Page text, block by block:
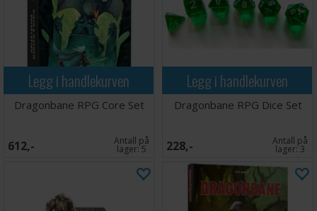
Legg i handlekurven
Dragonbane RPG Core Set
612,- Antall på
lager:5
Legg i handlekurven
Dragonbane RPG Dice Set
228,- Antall på
lager:3